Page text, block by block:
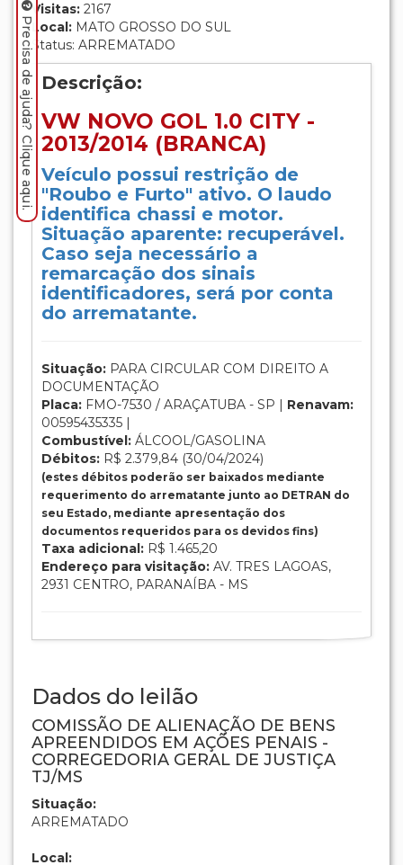
Visitas: 2167
Local: MATO GROSSO DO SUL
Status: ARREMATADO
Descrição:
VW NOVO GOL 1.0 CITY -
2013/2014 (BRANCA)
Veículo possui restrição de
"Roubo e Furto" ativo. O laudo
identifica chassi e motor.
Situação aparente: recuperável.
Caso seja necessário a
remarcação dos sinais
identificadores, será por conta
do arrematante.
Situação: PARA CIRCULAR COM DIREITO A
DOCUMENTAÇÃO
Placa: FMO-7530 / ARAÇATUBA - SP | Renavam:
00595435335 |
Combustível: ÁLCOOL/GASOLINA
Débitos: R$ 2.379,84 (30/04/2024)
(estes débitos poderão ser baixados mediante
requerimento do arrematante junto ao DETRAN do
seu Estado, mediante apresentação dos
documentos requeridos para os devidos fins)
Taxa adicional: R$ 1.465,20
Endereço para visitação: AV. TRES LAGOAS,
2931 CENTRO, PARANAÍBA - MS
Dados do leilão
COMISSÃO DE ALIENAÇÃO DE BENS
APREENDIDOS EM AÇÕES PENAIS -
CORREGEDORIA GERAL DE JUSTIÇA
TJ/MS
Situação:
ARREMATADO
Local:
Precisa de ajuda? Clique aqui.